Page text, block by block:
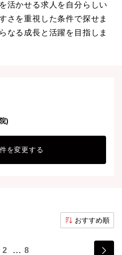
活かせる求人を自分らしい
さを重視した条件で探せま
なる成長と活躍を目指しま
)
を変更する
おすすめ順
2 8